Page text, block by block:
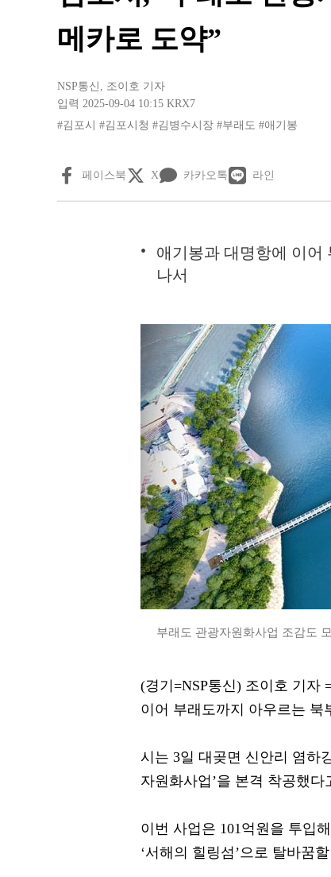
메카로 도약”
NSP통신 , 조이호 기자
입력 2025-09-04 10:15 KRX7
#김포시
#김포시청 #김병수시장 #부래도 #애기봉
페이스북 X 카카오톡 라인
애기봉과 대명항에 이어
나서
부래도 관광자원화사업 조감도
(경기=NSP통신) 조이호 기자
이어 부래도까지 아우르는 북
시는 3일 대곶면 신안리 염하
자원화사업’을 본격 착공했다
이번 사업은 101억원을 투입
‘서해의 힐링섬’으로 탈바꿈